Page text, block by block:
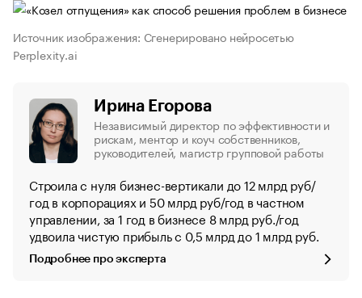
Источник изображения: Сгенерировано нейросетью
Perplexity.ai
Ирина Егорова
Независимый директор по эффективности и
рискам, ментор и коуч собственников,
руководителей, магистр групповой работы
Строила с нуля бизнес-вертикали до 12 млрд руб/
год в корпорациях и 50 млрд руб/год в частном
управлении, за 1 год в бизнесе 8 млрд руб./год
удвоила чистую прибыль с 0,5 млрд до 1 млрд руб.
Подробнее про эксперта